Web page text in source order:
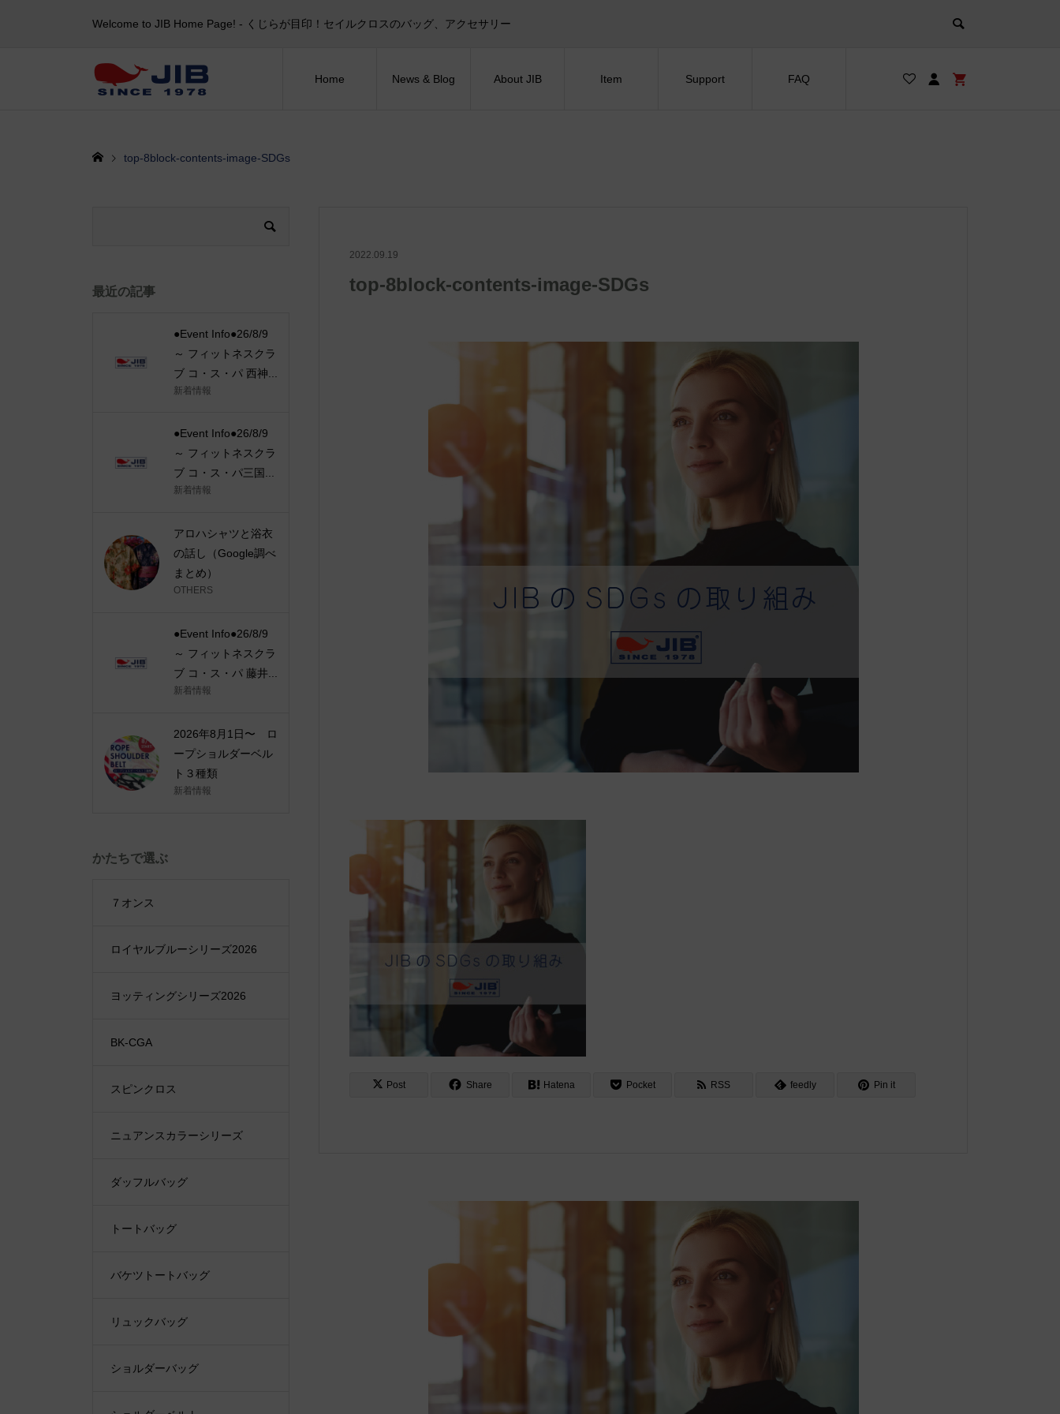
Welcome to JIB Home Page! ‐ くじらが目印！セイルクロスのバッグ、アクセサリー
Home News & Blog About JIB Item Support FAQ
top-8block-contents-image-SDGs
2022.09.19
top-8block-contents-image-SDGs
Post Share Hatena Pocket RSS feedly Pin it
最近の記事
●Event Info●26/8/9
～ フィットネスクラ
ブ コ・ス・パ 西神...
新着情報
●Event Info●26/8/9
～ フィットネスクラ
ブ コ・ス・パ三国...
新着情報
アロハシャツと浴衣
の話し（Google調べ
まとめ）
OTHERS
●Event Info●26/8/9
～ フィットネスクラ
ブ コ・ス・パ 藤井...
新着情報
2026年8月1日〜 ロ
ープショルダーベル
ト３種類
新着情報
かたちで選ぶ
７オンス
ロイヤルブルーシリーズ2026
ヨッティングシリーズ2026
BK-CGA
スピンクロス
ニュアンスカラーシリーズ
ダッフルバッグ
トートバッグ
バケツトートバッグ
リュックバッグ
ショルダーバッグ